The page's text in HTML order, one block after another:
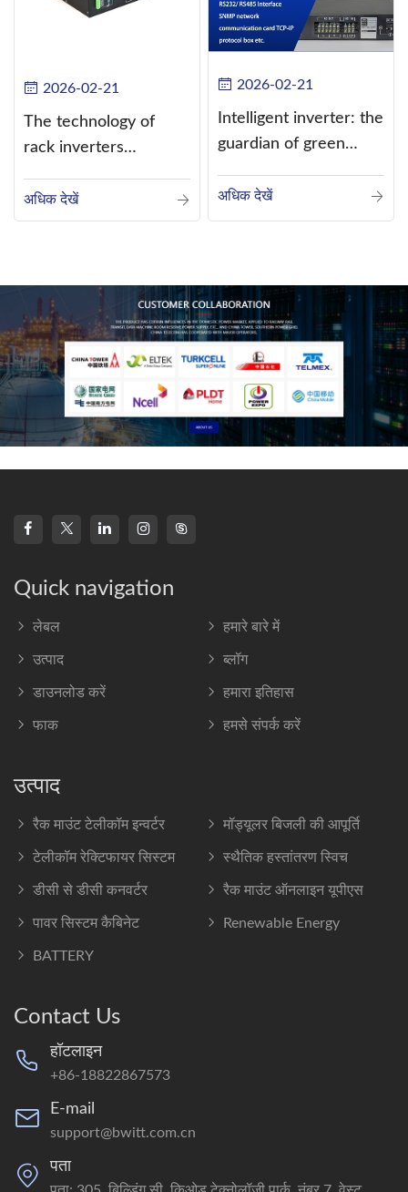
2026-02-21
The technology of
rack inverters
such as the use of
three-CPU control
अधिक देखें
2026-02-21
Intelligent inverter: the
guardian of green
अधिक देखें
Quick navigation
लेबल हमारे बारे में
उत्पाद ब्लॉग
डाउनलोड करें हमारा इतिहास
फाक हमसे संपर्क करें
उत्पाद
रैक माउंट टेलीकॉम इन्वर्टर मॉड्यूलर बिजली की आपूर्ति
टेलीकॉम रेक्टिफायर सिस्टम स्थैतिक हस्तांतरण स्विच
डीसी से डीसी कनवर्टर रैक माउंट ऑनलाइन यूपीएस
पावर सिस्टम कैबिनेट Renewable Energy
BATTERY
Contact Us
हॉटलाइन
+86-18822867573
E-mail
support@bwitt.com.cn
पता